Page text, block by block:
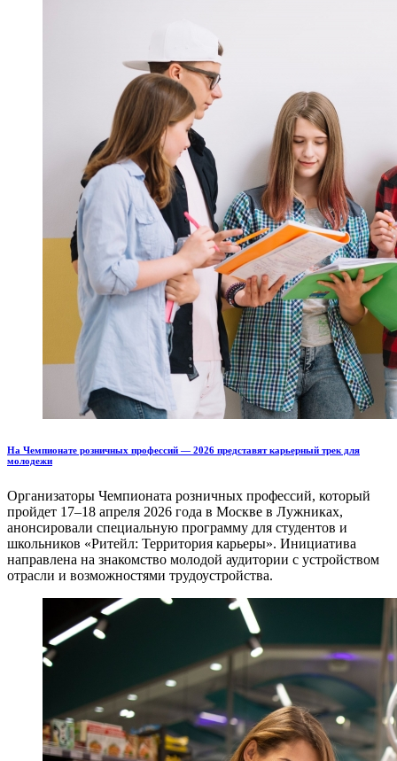
На Чемпионате розничных профессий — 2026 представят карьерный трек для
молодежи
Организаторы Чемпионата розничных профессий, который
пройдет 17–18 апреля 2026 года в Москве в Лужниках,
анонсировали специальную программу для студентов и
школьников «Ритейл: Территория карьеры». Инициатива
направлена на знакомство молодой аудитории с устройством
отрасли и возможностями трудоустройства.